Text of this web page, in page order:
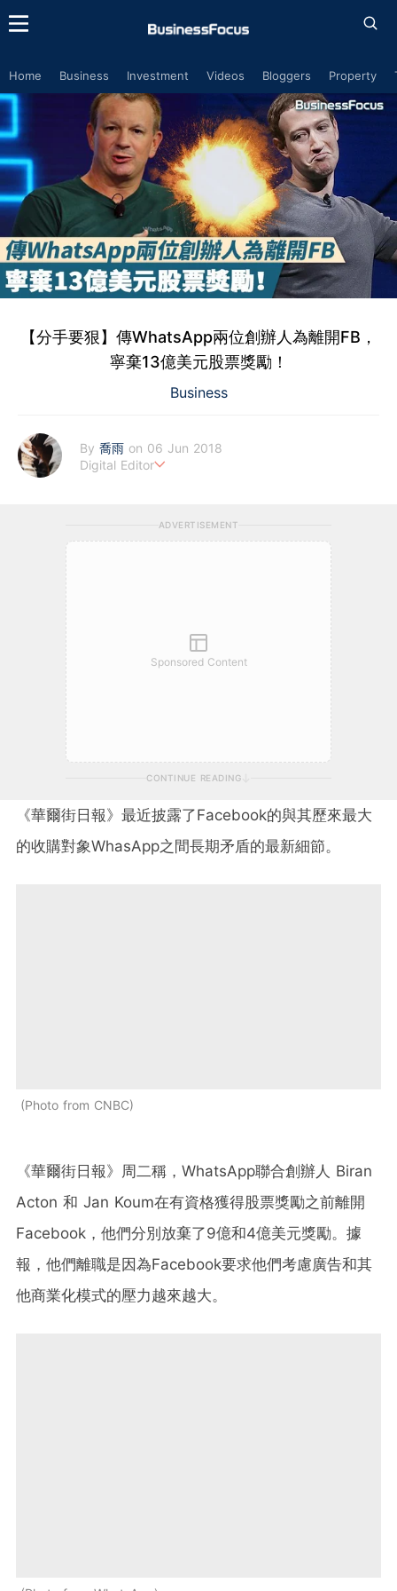
Home Business Investment Videos Bloggers Property
【分手要狠】傳WhatsApp兩位創辦人為離開FB，
寧棄13億美元股票獎勵！
Business
By 喬雨 on 06 Jun 2018
Digital Editor
ADVERTISEMENT
Sponsored Content
CONTINUE READING
《華爾街日報》最近披露了Facebook的與其歷來最大
的收購對象WhasApp之間長期矛盾的最新細節。
Photo from CNBC
《華爾街日報》周二稱，WhatsApp聯合創辦人 Biran
Acton 和 Jan Koum在有資格獲得股票獎勵之前離開
Facebook，他們分別放棄了9億和4億美元獎勵。據
報，他們離職是因為Facebook要求他們考慮廣告和其
他商業化模式的壓力越來越大。